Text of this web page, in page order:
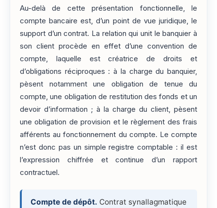
Au-delà de cette présentation fonctionnelle, le
compte bancaire est, d’un point de vue juridique, le
support d’un contrat. La relation qui unit le banquier à
son client procède en effet d’une convention de
compte, laquelle est créatrice de droits et
d’obligations réciproques : à la charge du banquier,
pèsent notamment une obligation de tenue du
compte, une obligation de restitution des fonds et un
devoir d’information ; à la charge du client, pèsent
une obligation de provision et le règlement des frais
afférents au fonctionnement du compte. Le compte
n’est donc pas un simple registre comptable : il est
l’expression chiffrée et continue d’un rapport
contractuel.
Compte de dépôt. Contrat synallagmatique